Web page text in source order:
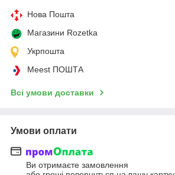
Нова Пошта
Магазини Rozetka
Укрпошта
Meest ПОШТА
Всі умови доставки
Умови оплати
Ви отримаєте замовлення